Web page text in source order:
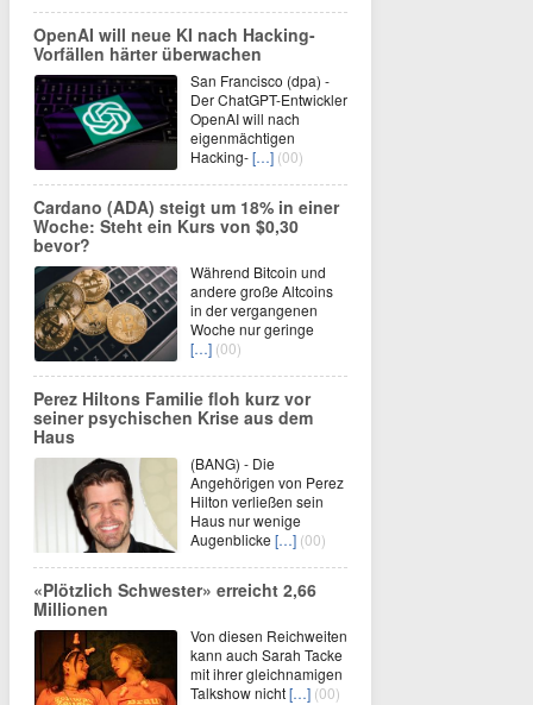
OpenAI will neue KI nach Hacking-
Vorfällen härter überwachen
San Francisco (dpa) -
Der ChatGPT-Entwickler
OpenAI will nach
eigenmächtigen
Hacking-[…] (00)
Cardano (ADA) steigt um 18% in einer
Woche: Steht ein Kurs von $0,30
bevor?
Während Bitcoin und
andere große Altcoins
in der vergangenen
Woche nur geringe
[…] (00)
Perez Hiltons Familie floh kurz vor
seiner psychischen Krise aus dem
Haus
(BANG) - Die
Angehörigen von Perez
Hilton verließen sein
Haus nur wenige
Augenblicke […] (00)
«Plötzlich Schwester» erreicht 2,66
Millionen
Von diesen Reichweiten
kann auch Sarah Tacke
mit ihrer gleichnamigen
Talkshow nicht[…] (00)